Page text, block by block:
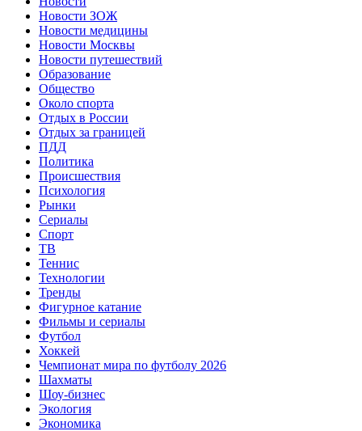
Новости ЗОЖ
Новости медицины
Новости Москвы
Новости путешествий
Образование
Общество
Около спорта
Отдых в России
Отдых за границей
ПДД
Политика
Происшествия
Психология
Рынки
Сериалы
Спорт
ТВ
Теннис
Технологии
Тренды
Фигурное катание
Фильмы и сериалы
Футбол
Хоккей
Чемпионат мира по футболу 2026
Шахматы
Шоу-бизнес
Экология
Экономика